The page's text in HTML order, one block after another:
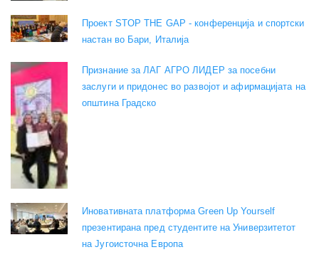
Проект STOP THE GAP - конференција и спортски
настан во Бари, Италија
Признание за ЛАГ АГРО ЛИДЕР за посебни
заслуги и придонес во развојот и афирмацијата на
општина Градско
Иновативната платформа Green Up Yourself
презентирана пред студентите на Универзитетот
на Југоисточна Европа